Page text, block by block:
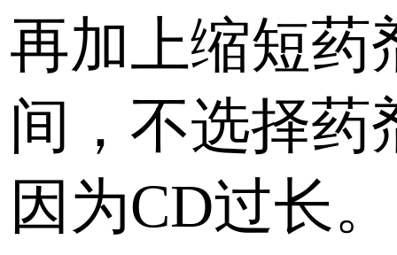
再加上缩短药
间，不选择药
因为CD过长。